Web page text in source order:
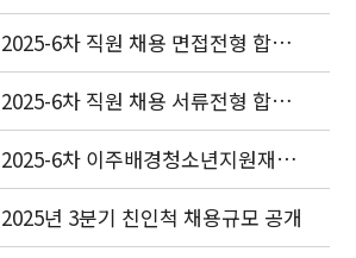
2025-6차 직원 채용 면접전형 합격
자 발표 및 적격심사 안내
2025-6차 직원 채용 서류전형 합격
자 발표 및 면접전형 안내
2025-6차 이주배경청소년지원재단
직원(기획운영실) 채용공고
(~11/16)
2025년 3분기 친인척 채용규모 공개